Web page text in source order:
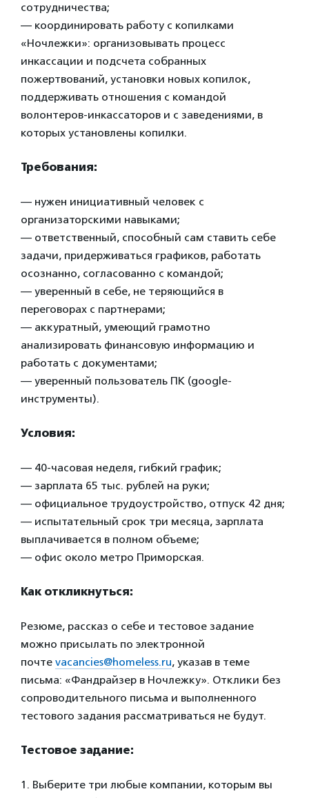
сотрудничества;
— координировать работу с копилками
«Ночлежки»: организовывать процесс
инкассации и подсчета собранных
пожертвований, установки новых копилок,
поддерживать отношения с командой
волонтеров-инкассаторов и с заведениями, в
которых установлены копилки.
Требования:
— нужен инициативный человек с
организаторскими навыками;
— ответственный, способный сам ставить себе
задачи, придерживаться графиков, работать
осознанно, согласованно с командой;
— уверенный в себе, не теряющийся в
переговорах с партнерами;
— аккуратный, умеющий грамотно
анализировать финансовую информацию и
работать с документами;
— уверенный пользователь ПК (google-
инструменты).
Условия:
— 40-часовая неделя, гибкий график;
— зарплата 65 тыс. рублей на руки;
— официальное трудоустройство, отпуск 42 дня;
— испытательный срок три месяца, зарплата
выплачивается в полном объеме;
— офис около метро Приморская.
Как откликнуться:
Резюме, рассказ о себе и тестовое задание
можно присылать по электронной
почте vacancies@homeless.ru, указав в теме
письма: «Фандрайзер в Ночлежку». Отклики без
сопроводительного письма и выполненного
тестового задания рассматриваться не будут.
Тестовое задание:
1. Выберите три любые компании, которым вы